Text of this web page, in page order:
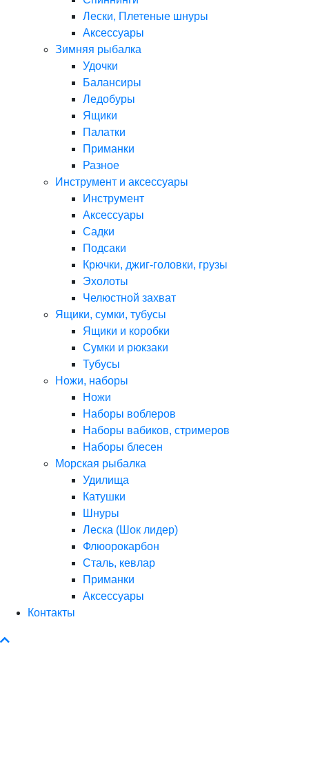
Лески, Плетеные шнуры
Аксессуары
Зимняя рыбалка
Удочки
Балансиры
Ледобуры
Ящики
Палатки
Приманки
Разное
Инструмент и аксессуары
Инструмент
Аксессуары
Садки
Подсаки
Крючки, джиг-головки, грузы
Эхолоты
Челюстной захват
Ящики, сумки, тубусы
Ящики и коробки
Сумки и рюкзаки
Тубусы
Ножи, наборы
Ножи
Наборы воблеров
Наборы вабиков, стримеров
Наборы блесен
Морская рыбалка
Удилища
Катушки
Шнуры
Леска (Шок лидер)
Флюорокарбон
Сталь, кевлар
Приманки
Аксессуары
Контакты